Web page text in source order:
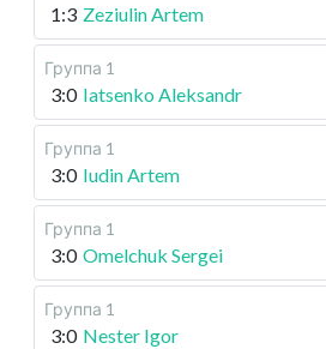
1:3 Zeziulin Artem
Группа 1
3:0 Iatsenko Aleksandr
Группа 1
3:0 Iudin Artem
Группа 1
3:0 Omelchuk Sergei
Группа 1
3:0 Nester Igor